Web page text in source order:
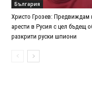
България
Христо Грозев: Предвиждам
арести в Русия с цел бъдещ
разкрити руски шпиони